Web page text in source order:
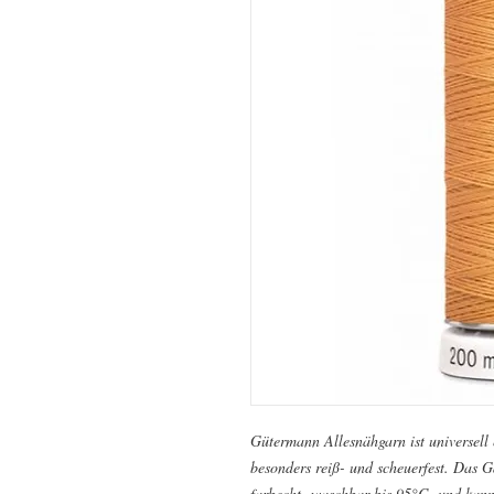
Gütermann Allesnähgarn ist
besonders reiß- und scheuerfest. Das